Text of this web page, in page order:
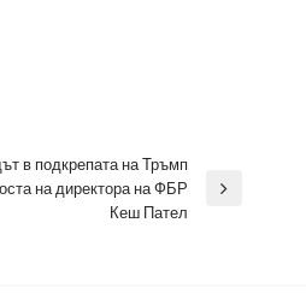
в подкрепата на Тръмп
на директора на ФБР
Кеш Пател